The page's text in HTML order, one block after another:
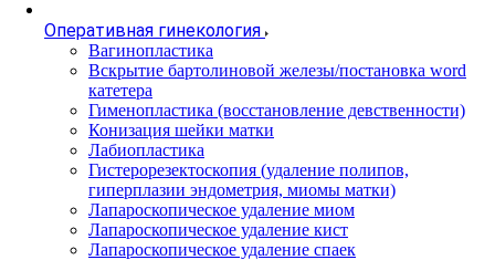
Оперативная гинекология
Вагинопластика
Вскрытие бартолиновой железы/постановка word
катетера
Гименопластика (восстановление девственности)
Конизация шейки матки
Лабиопластика
Гистерорезектоскопия (удаление полипов,
гиперплазии эндометрия, миомы матки)
Лапароскопическое удаление миом
Лапароскопическое удаление кист
Лапароскопическое удаление спаек